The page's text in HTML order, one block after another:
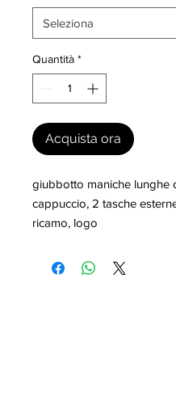
Quantità *
Acquista ora
giubbotto maniche lunghe
cappuccio, 2 tasche
ricamo, logo